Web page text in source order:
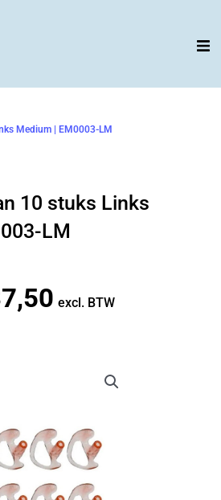
Medium | EM0003-LM
10 stuks Links
LM
Huidige
excl. BTW